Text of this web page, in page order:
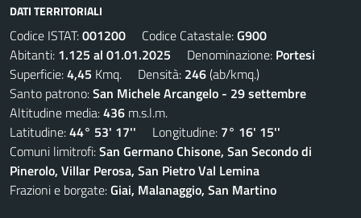
DATI TERRITORIALI
Codice ISTAT:001200 Codice Catastale:G900
Abitanti: 1.125 al 01.01.2025 Denominazione: Portesi
Superficie:4,45 Kmq. Densità: 246(ab/kmq.)
Santo patrono:San Michele Arcangelo - 29 settembre
Altitudine media:436 m.s.l.m.
Latitudine:44° 53' 17'' Longitudine: 7° 16' 15''
Comuni limitrofi:San Germano Chisone, San Secondo di
Pinerolo, Villar Perosa, San Pietro Val Lemina
Frazioni e borgate:Giai, Malanaggio, San Martino